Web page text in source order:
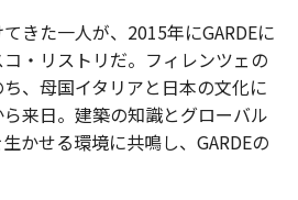
きた一人が、2015年にGARDEに
・リストリだ。フィレンツェの
、母国イタリアと日本の文化に
来日。建築の知識とグローバル
かせる環境に共鳴し、GARDEの